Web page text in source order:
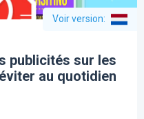
Voir version:
publicités sur les
au quotidien